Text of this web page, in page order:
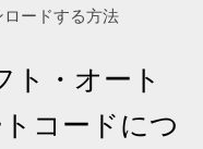
ードする方法
ト・オート
コードにつ